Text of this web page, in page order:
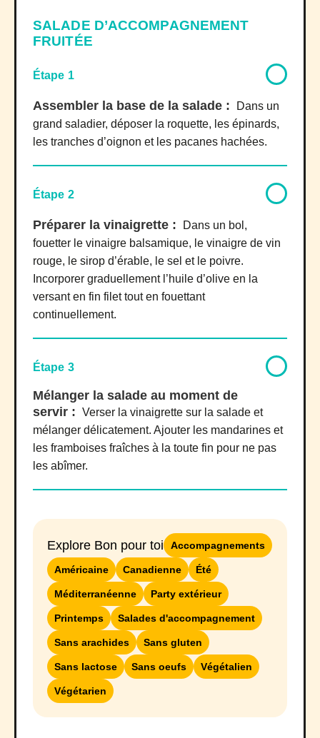
SALADE D’ACCOMPAGNEMENT
FRUITÉE
Étape 1
Assembler la base de la salade :
Dans un
grand saladier, déposer la roquette, les épinards,
les tranches d’oignon et les pacanes hachées.
Étape 2
Préparer la vinaigrette :
Dans un bol,
fouetter le vinaigre balsamique, le vinaigre de vin
rouge, le sirop d’érable, le sel et le poivre.
Incorporer graduellement l’huile d’olive en la
versant en fin filet tout en fouettant
continuellement.
Étape 3
Mélanger la salade au moment de
servir : Verser la vinaigrette sur la salade et
mélanger délicatement. Ajouter les mandarines et
les framboises fraîches à la toute fin pour ne pas
les abîmer.
Explore Bon pour toi Accompagnements
Américaine Canadienne Été
Méditerranéenne Party extérieur
Printemps Salades d'accompagnement
Sans arachides Sans gluten
Sans lactose Sans oeufs Végétalien
Végétarien